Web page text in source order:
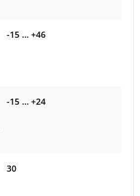
-15 … +46
-15 … +24
30